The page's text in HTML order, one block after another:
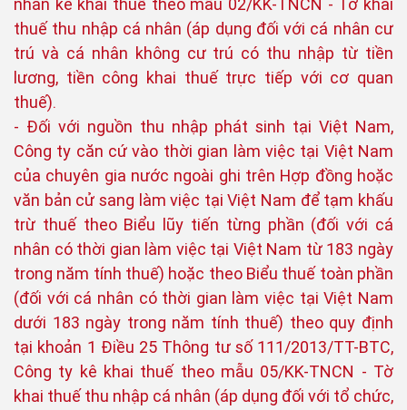
nhân kê khai thuế theo mẫu 02/KK-TNCN - Tờ khai
thuế thu nhập cá nhân (áp dụng đối với cá nhân cư
trú và cá nhân không cư trú có thu nhập từ tiền
lương, tiền công khai thuế trực tiếp với cơ quan
thuế).
- Đối với nguồn thu nhập phát sinh tại Việt Nam,
Công ty căn cứ vào thời gian làm việc tại Việt Nam
của chuyên gia nước ngoài ghi trên Hợp đồng hoặc
văn bản cử sang làm việc tại Việt Nam để tạm khấu
trừ thuế theo Biểu lũy tiến từng phần (đối với cá
nhân có thời gian làm việc tại Việt Nam từ 183 ngày
trong năm tính thuế) hoặc theo Biểu thuế toàn phần
(đối với cá nhân có thời gian làm việc tại Việt Nam
dưới 183 ngày trong năm tính thuế) theo quy định
tại khoản 1 Điều 25 Thông tư số 111/2013/TT-BTC,
Công ty kê khai thuế theo mẫu 05/KK-TNCN - Tờ
khai thuế thu nhập cá nhân (áp dụng đối với tổ chức,